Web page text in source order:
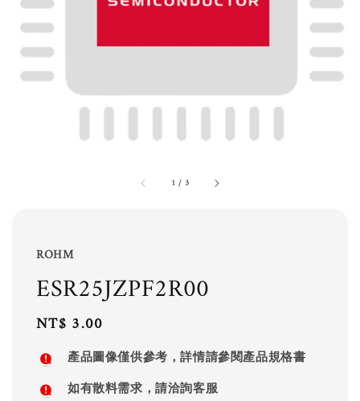
1 / 3
ROHM
ESR25JZPF2R00
Regular
price
NT$ 3.00
產品圖像僅供參考，詳情請參閱產品規格書
如有散料需求，請洽詢客服